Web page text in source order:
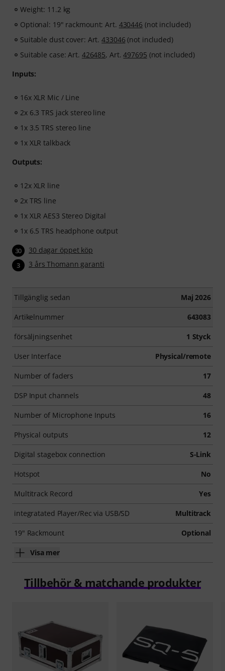
Weight: 11.2 kg
Optional: 19" rackmount: Art. 430446 (not included)
Suitable dust cover: Art.433046 (not included)
Suitable case: Art. 426485, Art.497695 (not included)
Inputs:
16x XLR Mic / Line
2x 6.3 TRS jack stereo line
1x 3.5 TRS stereo line
1x XLR talkback
Outputs:
12x XLR line
2x TRS line
1x XLR AES3 Stereo Digital
1x 6.5 TRS headphone output
30 30 dagar öppet köp
3 3 års Thomann garanti
Tillgänglig sedan Maj 2026
Artikelnummer 643083
försäljningsenhet 1 Styck
User Interface Physical/remote
Number of faders 17
DSP Input channels 48
Number of Microphone Inputs 16
Physical outputs 12
Digital stagebox connection S-Link
Hotspot No
Multitrack Record Yes
integratated Player/Rec via USB/SD Multitrack
19" Rackmount Optional
Visa mer
Tillbehör & matchande produkter